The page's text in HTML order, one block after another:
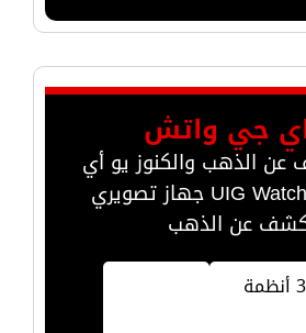
جي واتش
الذهب والكنوز يو أي
جي واتش UIG Watch جهاز تصويري
عن الذهب
3 أنظمة